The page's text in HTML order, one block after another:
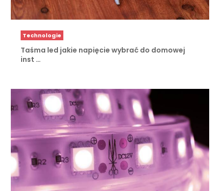
Technologie
Taśma led jakie napięcie wybrać do domowej
inst …